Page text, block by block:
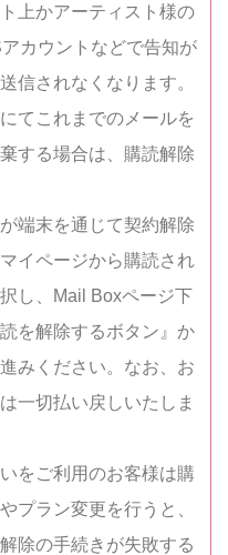
上かアーティスト様の
カウントなどで告知が
信されなくなります。
てこれまでのメールを
する場合は、購読解除
端末を通じて契約解除
イページから購読され
し、Mail Boxページ下
を解除するボタン』か
みください。なお、お
一切払い戻しいたしま
をご利用のお客様は購
プラン変更を行うと、
除の手続きが失敗する